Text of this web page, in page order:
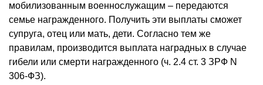
мобилизованным военнослужащим – передаются
семье награжденного. Получить эти выплаты сможет
супруга, отец или мать, дети. Согласно тем же
правилам, производится выплата наградных в случае
гибели или смерти награжденного (ч. 2.4 ст. 3 ЗРФ N
306-ФЗ).